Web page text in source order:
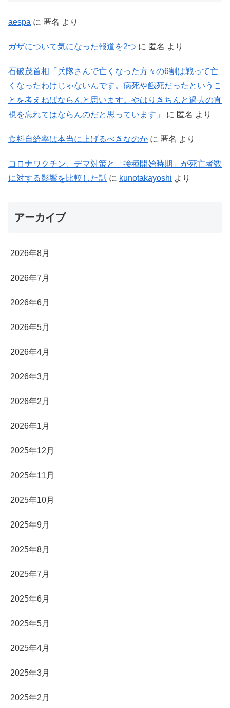
aespa に 匿名 より
ガザについて気になった報道を2つ に 匿名 より
石破茂首相「兵隊さんで亡くなった方々の6割は戦って亡
くなったわけじゃないんです。病死や餓死だったというこ
とを考えねばならんと思います。やはりきちんと過去の直
視を忘れてはならんのだと思っています」
に 匿名 より
食料自給率は本当に上げるべきなのか に 匿名 より
コロナワクチン、デマ対策と「接種開始時期」が死亡者数
に対する影響を比較した話 に kunotakayoshi より
アーカイブ
2026年8月
2026年7月
2026年6月
2026年5月
2026年4月
2026年3月
2026年2月
2026年1月
2025年12月
2025年11月
2025年10月
2025年9月
2025年8月
2025年7月
2025年6月
2025年5月
2025年4月
2025年3月
2025年2月